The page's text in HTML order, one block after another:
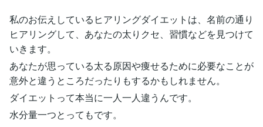
私のお伝えしているヒアリングダイエットは、名前の通り
ヒアリングして、あなたの太りクセ、習慣などを見つけて
いきます。
あなたが思っている太る原因や痩せるために必要なことが
意外と違うところだったりもするかもしれません。
ダイエットって本当に一人一人違うんです。
水分量一つとってもです。